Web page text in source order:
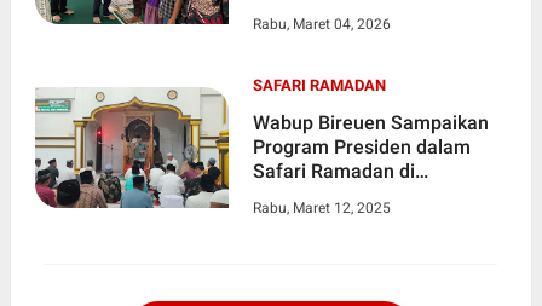
Rabu, Maret 04, 2026
SAFARI RAMADAN
Wabup Bireuen Sampaikan
Program Presiden dalam
Safari Ramadan di
Rabu, Maret 12, 2025